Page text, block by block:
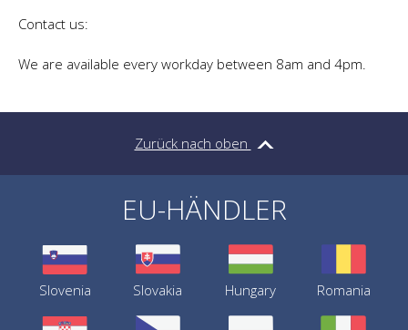
Contact us:
We are available every workday between 8am and 4pm.
Zurück nach oben
EU-HÄNDLER
Slovenia Slovakia Hungary Romania